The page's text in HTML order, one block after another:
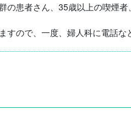
患者さん、35歳以上の喫煙者、